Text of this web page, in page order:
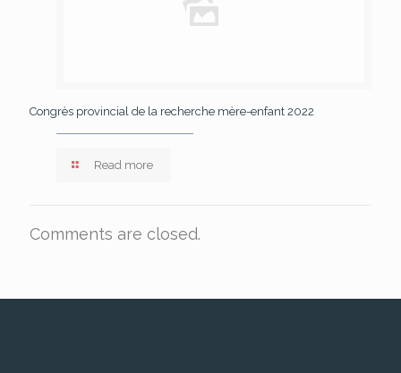
Congrès provincial de la recherche mère-enfant 2022
Read more
Comments are closed.